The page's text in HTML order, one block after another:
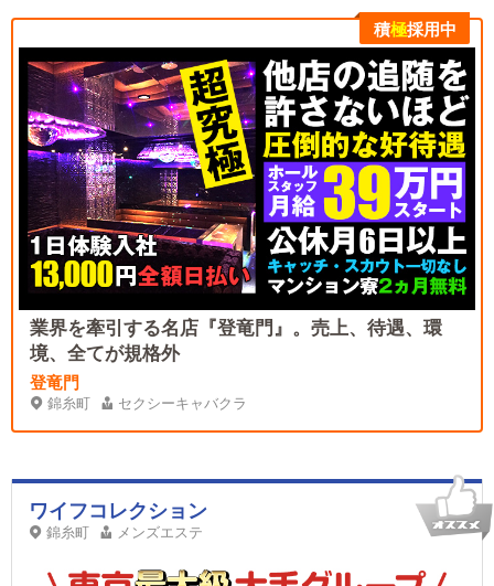
業界を牽引する名店『登竜門』。売上、待遇、環
境、全てが規格外
登竜門
錦糸町 セクシーキャバクラ
積極採用中
ワイフコレクション
錦糸町 メンズエステ